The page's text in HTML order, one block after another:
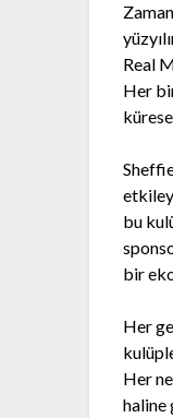
Real
Her
bu
bir
Her
Her
haline